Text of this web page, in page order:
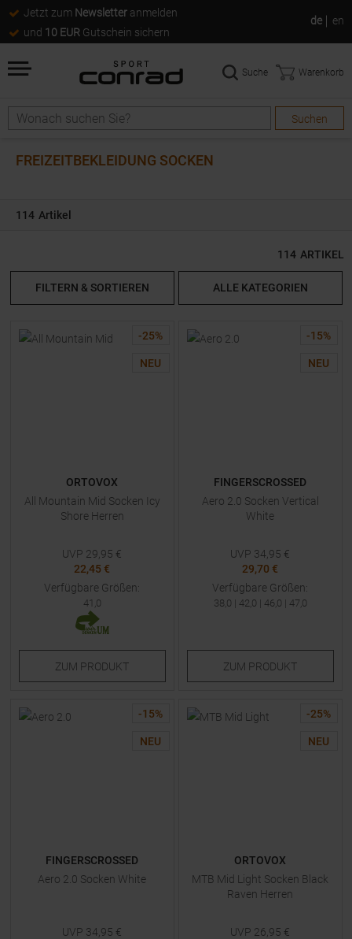
Jetzt zum Newsletter anmelden
und 10 EUR Gutschein sichern
de en
Suche
Suchen
Suche Warenkorb
FREIZEITBEKLEIDUNG SOCKEN
114 Artikel
114 ARTIKEL
FILTERN & SORTIEREN ALLE KATEGORIEN
-25%
NEU
ORTOVOX
All Mountain Mid Socken Icy
Shore Herren
UVP 29,95 €
22,45 €
Verfügbare Größen:
41,0
ZUM PRODUKT
-15%
NEU
FINGERSCROSSED
Aero 2.0 Socken Vertical
White
UVP 34,95 €
29,70 €
Verfügbare Größen:
38,0 | 42,0 | 46,0 | 47,0
ZUM PRODUKT
-15%
NEU
FINGERSCROSSED
Aero 2.0 Socken White
UVP 34,95 €
-25%
NEU
ORTOVOX
MTB Mid Light Socken Black
Raven Herren
UVP 26,95 €